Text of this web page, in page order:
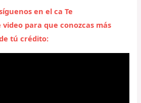
en el ca Te
para que conozcas más
tú crédito: